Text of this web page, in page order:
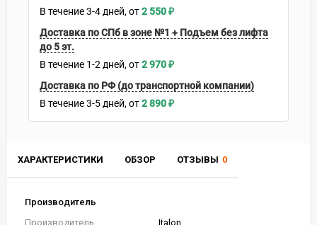
ХАРАКТЕРИСТИКИ ОБЗОР ОТЗЫВЫ 0
Производитель
Производитель
Italon
В течение3-4 дней 2 550₽
Доставка по СПб в зоне №1 + Подъем без лифта
до 5 эт.
В течение 1-2 дней 2 970₽
Доставка по РФ (до транспортной компании)
В течение3-5 дней 2 890₽